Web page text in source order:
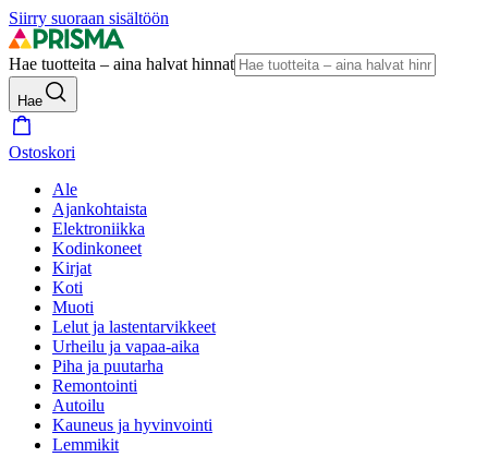
Siirry suoraan sisältöön
Hae tuotteita – aina halvat hinnat
Hae
Ostoskori
Ale
Ajankohtaista
Elektroniikka
Kodinkoneet
Kirjat
Koti
Muoti
Lelut ja lastentarvikkeet
Urheilu ja vapaa-aika
Piha ja puutarha
Remontointi
Autoilu
Kauneus ja hyvinvointi
Lemmikit